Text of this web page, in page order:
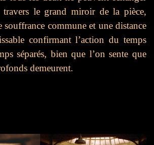
travers le grand miroir de la pièce,
souffrance commune et une distance
confirmant l’action du temps
séparés, bien que l’on sente que
demeurent.